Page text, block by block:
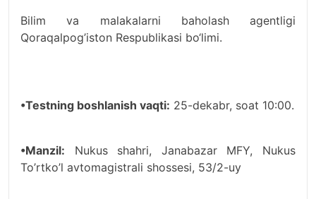
Bilim va malakalarni baholash agentligi
Qoraqalpog’iston Respublikasi bo‘limi.
•Testning boshlanish vaqti: 25-dekabr, soat 10:00.
•Manzil: Nukus shahri, Janabazar MFY, Nukus
To’rtko’l avtomagistrali shossesi, 53/2-uy